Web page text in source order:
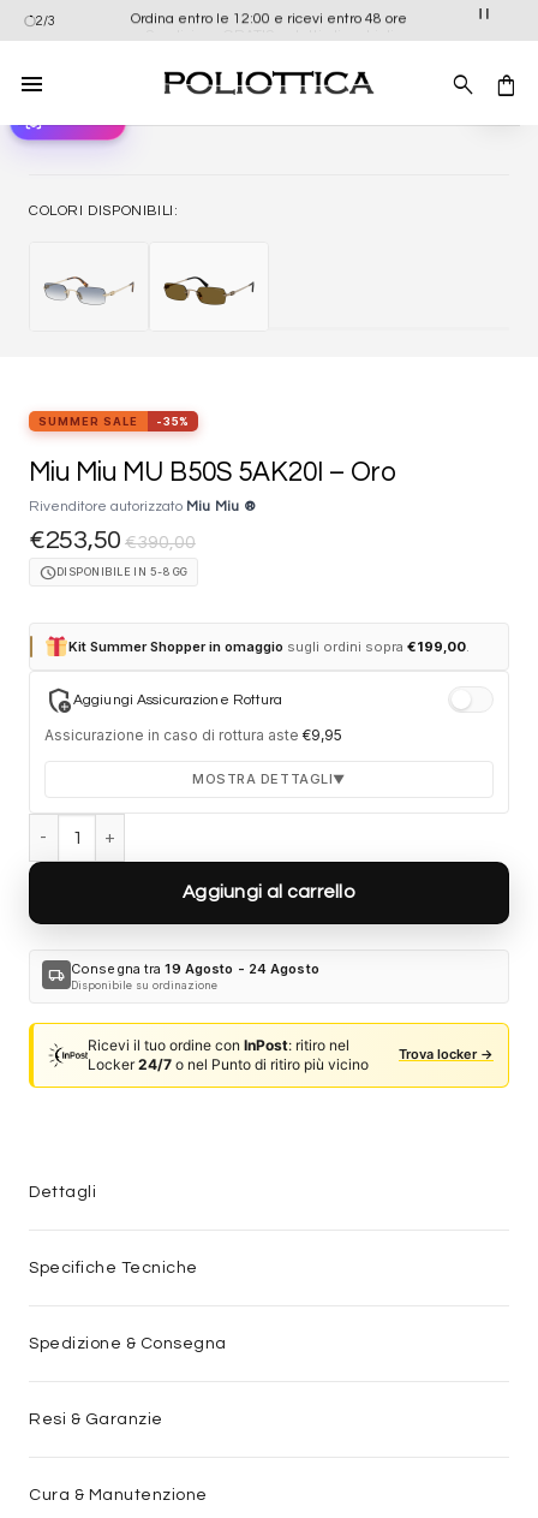
Salta
ai
contenuti
2/3 Ordina entro le 12:00 e ricevi entro 48 ore
view_in_ar
COLORI DISPONIBILI:
SUMMER SALE -35%
Miu Miu MU B50S 5AK20I – Oro
Rivenditore autorizzato Miu Miu ®
€253,50 €390,00
scheduleDISPONIBILE IN 5-8 GG
Kit Summer Shopper in omaggio sugli ordini sopra€199,00
add_moderatorAggiungi Assicurazione Rottura
Assicurazione in caso di rottura aste €9,95
MOSTRA DETTAGLI▼
Durata 12 mesi dalla consegna dell'ordine
accidentale
Ricambi originali e certificati del produttore
Spedizione espressa delle aste nuove
Clicca sulla card per attivare l'assicurazione. Se non clicchi, non
Aggiungi al carrello
local_shipping Consegna tra19 Agosto - 24 Agosto
Disponibile su ordinazione
Ricevi il tuo ordine conInPost: ritiro nel
Locker24/7 o nel Punto di ritiro più vicino
Trova locker →
Dettagli
Specifiche Tecniche
Spedizione & Consegna
Resi & Garanzie
Cura & Manutenzione